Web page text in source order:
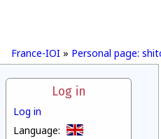
France-IOI » Personal page:
Log in
Log in
Language: